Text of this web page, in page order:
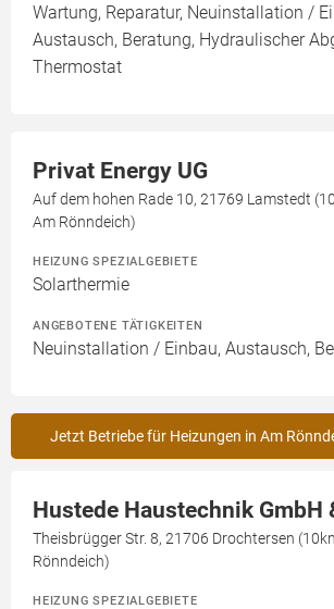
Wartung, Reparatur, Neuinstallation /
Austausch, Beratung, Hydraulischer
Thermostat
Privat Energy UG
Auf dem hohen Rade 10, 21769 Lamstedt
Am Rönndeich)
HEIZUNG SPEZIALGEBIETE
Solarthermie
ANGEBOTENE TÄTIGKEITEN
Neuinstallation / Einbau, Austausch,
Jetzt Betriebe für Heizungen in Am
Hustede Haustechnik GmbH
Theisbrügger Str. 8, 21706 Drochtersen
Rönndeich)
HEIZUNG SPEZIALGEBIETE